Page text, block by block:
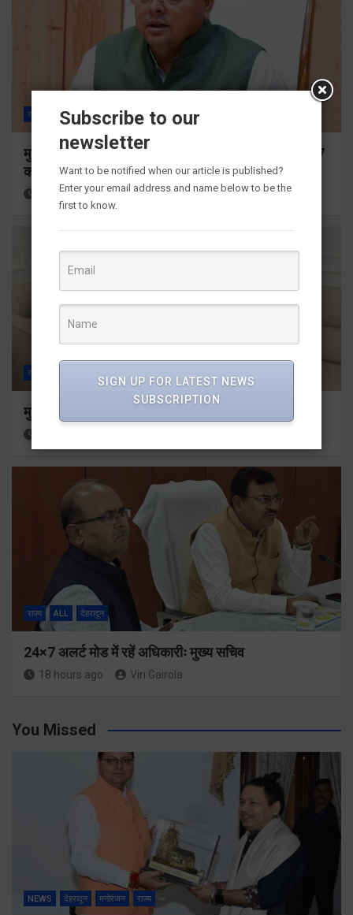
राज्य ALL देहरादून
मुख्यमंत्री ने प्रदान की विभिन्न विकास योजनाओं के लिए 1967
करोड़ की वित्तीय स्वीकृति
15 hours ago Viri Gairola
राज्य
मुख्यमंत्री से महानिदेशक एनसीसी ने की शिष्टाचार भेंट
राज्य ALL देहरादून
24×7 अलर्ट मोड में रहें अधिकारीः मुख्य सचिव
18 hours ago Viri Gairola
You Missed
NEWS देहरादून मनोरंजन राज्य
Subscribe to our
newsletter
Want to be notified when our article is published?
Enter your email address and name below to be the
first to know.
SIGN UP FOR LATEST NEWS
SUBSCRIPTION